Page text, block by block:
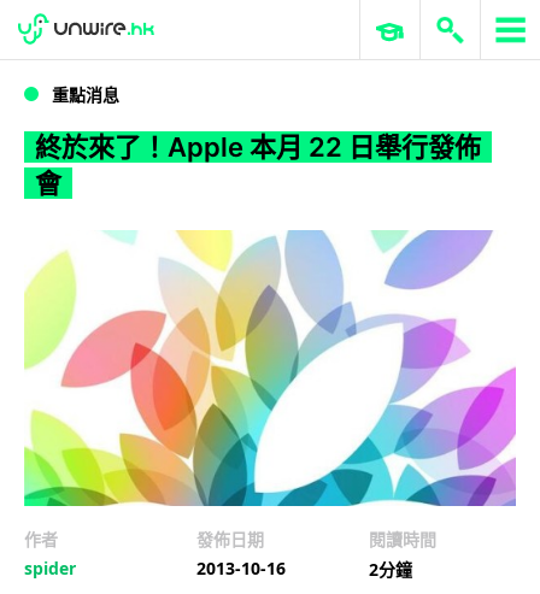
WWDC 2026 ERP 與商業 AI
重點消息
終於來了！Apple 本月 22 日舉行發佈
會
作者
spider
發佈日期
2013-10-16
閱讀時間
2分鐘